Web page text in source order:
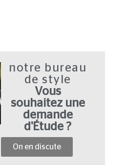
notre bureau
de style
Vous
souhaitez une
demande
d'Étude ?
On en discute